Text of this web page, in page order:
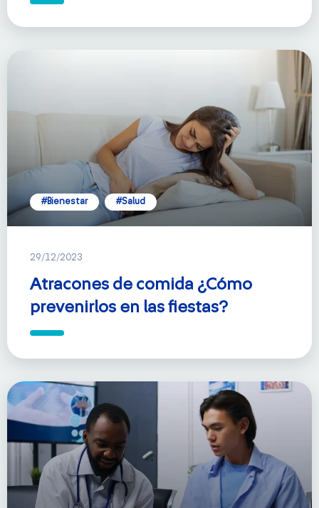
#Bienestar #Salud
29/12/2023
Atracones de comida ¿Cómo
prevenirlos en las fiestas?